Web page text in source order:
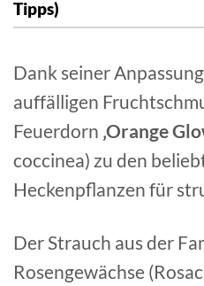
Tipps)
Dank seiner
auffälligen
Feuerdorn ‚Orange
coccinea) zu den
Heckenpflanzen für
Der Strauch aus der
Rosengewächse